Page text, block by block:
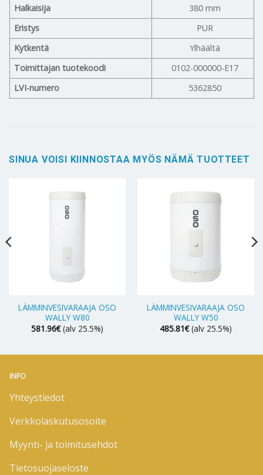
Halkaisija
380 mm
Eristys
PUR
Kytkentä
Ylhäältä
Toimittajan tuotekoodi
0102-000000-E17
LVI-numero
5362850
SINUA VOISI KIINNOSTAA MYÖS NÄMÄ TUOTTEET
LÄMMINVESIVARAAJA OSO
WALLY W80
581.96€ (alv 25.5%)
LÄMMINVESIVARAAJA OSO
WALLY W50
485.81€ (alv 25.5%)
INFO
Yhteystiedot
Verkkolaskutusosoite
Myynti- ja toimitusehdot
Tietosuojaseloste